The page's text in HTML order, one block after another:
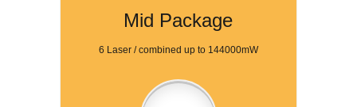
Mid Package
6 Laser / combined up to 144000mW